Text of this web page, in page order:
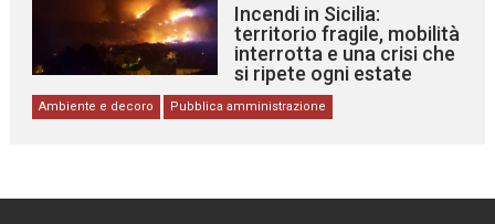
Incendi in Sicilia:
territorio fragile, mobilità
interrotta e una crisi che
si ripete ogni estate
Ambiente e decoro Pubblica amministrazione